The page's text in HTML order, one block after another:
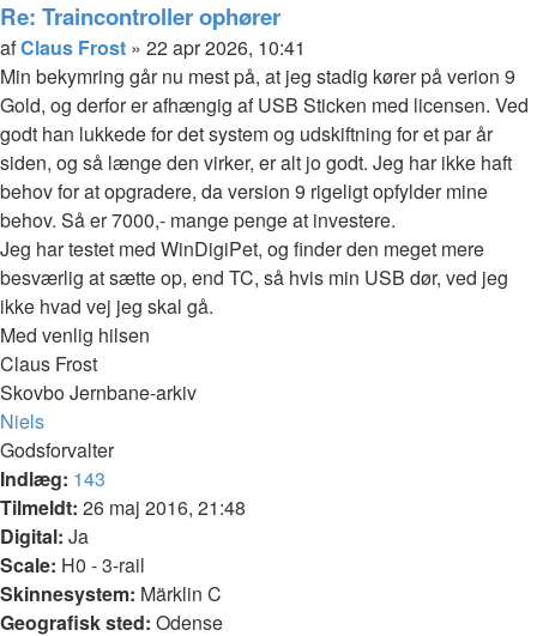
Claus
Frost
Re: Traincontroller ophører
Citer
Indlæg
afClaus Frost » 22 apr 2026, 10:41
Min bekymring går nu mest på, at jeg stadig kører på verion 9
Gold, og derfor er afhængig af USB Sticken med licensen. Ved
godt han lukkede for det system og udskiftning for et par år
siden, og så længe den virker, er alt jo godt. Jeg har ikke haft
behov for at opgradere, da version 9 rigeligt opfylder mine
behov. Så er 7000,- mange penge at investere.
Jeg har testet med WinDigiPet, og finder den meget mere
besværlig at sætte op, end TC, så hvis min USB dør, ved jeg
ikke hvad vej jeg skal gå.
Med venlig hilsen
Claus Frost
Skovbo Jernbane-arkiv
Top
Niels
Godsforvalter
Indlæg: 143
Tilmeldt: 26 maj 2016, 21:48
Digital: Ja
Scale: H0 - 3-rail
Skinnesystem: Märklin C
Geografisk sted: Odense